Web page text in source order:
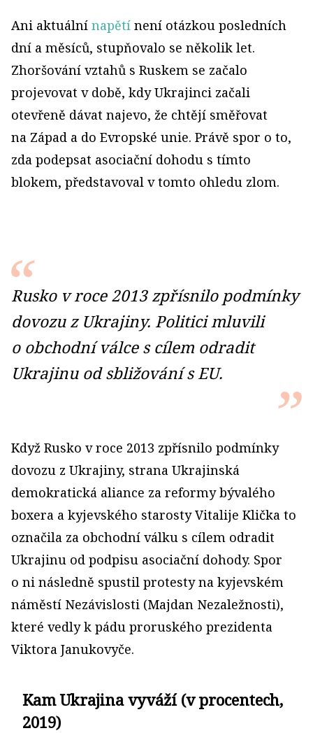
Ani aktuální napětí není otázkou posledních
dní a měsíců, stupňovalo se několik let.
Zhoršování vztahů s Ruskem se začalo
projevovat v době, kdy Ukrajinci začali
otevřeně dávat najevo, že chtějí směřovat
na Západ a do Evropské unie. Právě spor o to,
zda podepsat asociační dohodu s tímto
blokem, představoval v tomto ohledu zlom.
Rusko v roce 2013 zpřísnilo podmínky
dovozu z Ukrajiny. Politici mluvili
o obchodní válce s cílem odradit
Ukrajinu od sbližování s EU.
Když Rusko v roce 2013 zpřísnilo podmínky
dovozu z Ukrajiny, strana Ukrajinská
demokratická aliance za reformy bývalého
boxera a kyjevského starosty Vitalije Klička to
označila za obchodní válku s cílem odradit
Ukrajinu od podpisu asociační dohody. Spor
o ni následně spustil protesty na kyjevském
náměstí Nezávislosti (Majdan Nezaležnosti),
které vedly k pádu proruského prezidenta
Viktora Janukovyče.
Kam Ukrajina vyváží (v procentech,
2019)